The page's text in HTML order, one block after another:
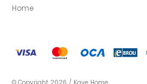
Home
© Copyright 2026 / Kave Home